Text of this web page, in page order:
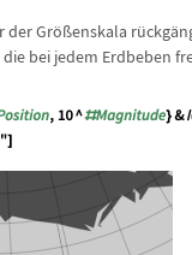
der Größenskala rückgä
bei jedem Erdbeben